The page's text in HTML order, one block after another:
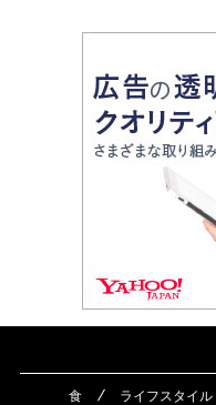
食 ライフスタイル